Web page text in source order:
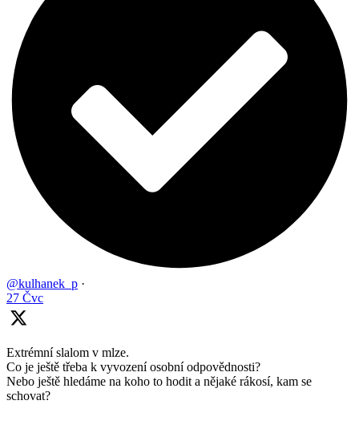
@kulhanek_p ·
27 Čvc
Extrémní slalom v mlze.
Co je ještě třeba k vyvození osobní odpovědnosti?
Nebo ještě hledáme na koho to hodit a nějaké rákosí, kam se
schovat?